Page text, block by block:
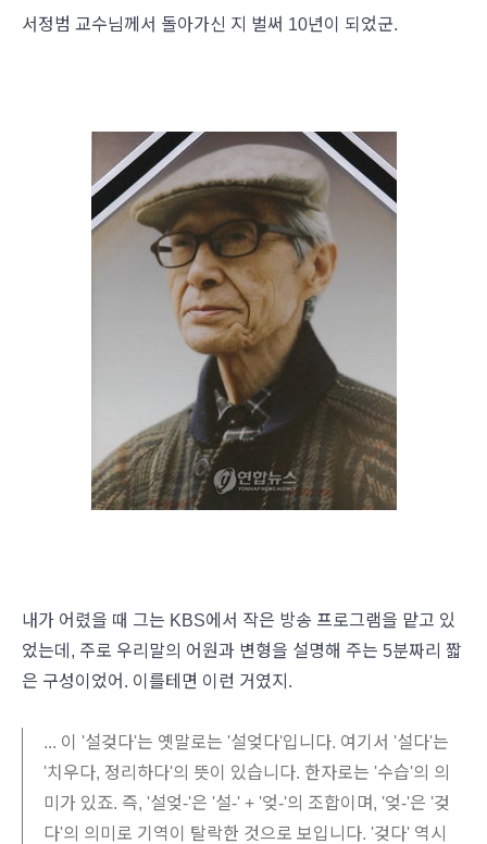
서정범 교수님께서 돌아가신 지 벌써 10년이 되었군.
내가 어렸을 때 그는 KBS에서 작은 방송 프로그램을 맡고 있
었는데, 주로 우리말의 어원과 변형을 설명해 주는 5분짜리 짧
은 구성이었어. 이를테면 이런 거였지.
... 이 '설겆다'는 옛말로는 '설엊다'입니다. 여기서 '설다'는
'치우다, 정리하다'의 뜻이 있습니다. 한자로는 '수습'의 의
미가 있죠. 즉, '설엊-'은 '설-' + '엊-'의 조합이며, '엊-'은 '겆
다'의 의미로 기역이 탈락한 것으로 보입니다. '겆다' 역시